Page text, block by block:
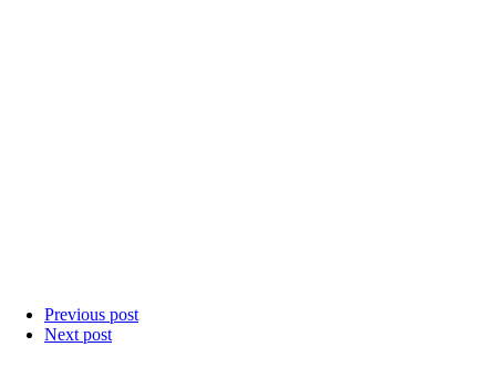
Previous post
Next post